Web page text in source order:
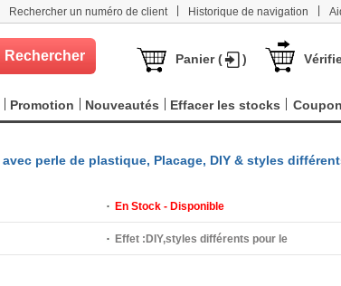
Rechercher un numéro de client Historique de navigation
Panier ( )
Promotion Nouveautés Effacer les stocks
perle de plastique, Placage, DIY & styles
En Stock - Disponible
Effet : DIY,styles différents pour le